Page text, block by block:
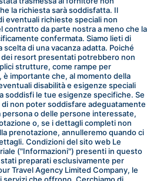
la richiesta sarà soddisfatta. Il
eventuali richieste speciali non
contratto da parte nostra a meno che la
confermata. Siamo lieti di
di una vacanza adatta. Poiché
resort presentati potrebbero non
strutture, come rampe per
importante che, al momento della
disabilità e esigenze speciali
soddisfi le tue esigenze specifiche. Se
non poter soddisfare adeguatamente
o delle persone interessate,
o, se i dettagli completi non
prenotazione, annulleremo quando ci
Condizioni del sito web Le
("Informazioni") presenti in questo
preparati esclusivamente per
Travel Agency Limited Company, le